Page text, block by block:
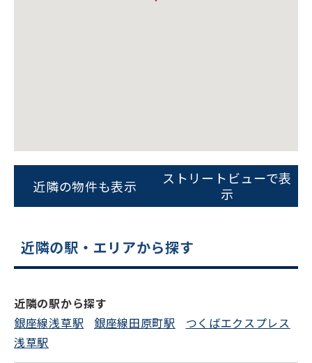
ビルコード：172272
をお伝えいただくと
スムーズにご案内できます
平日 9:00〜18:00
近隣の物件も表示
ストリートビューで表
示
近隣の駅・エリアから探す
近隣の駅から探す
銀座線浅草駅
銀座線田原町駅
つくばエクスプレス
浅草駅